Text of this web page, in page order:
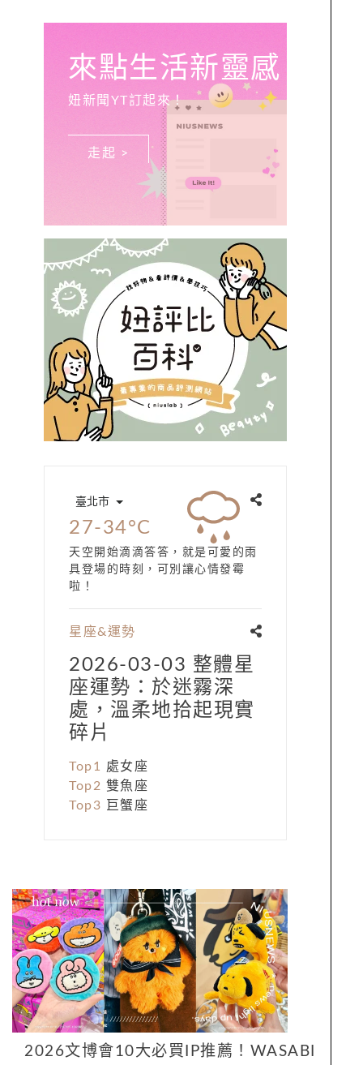
來點生活新靈感
妞新聞YT訂起來！
走起 >
臺北市
27-34°C
天空開始滴滴答答，就是可愛的雨
具登場的時刻，可別讓心情發霉
啦！
星座&運勢
2026-03-03 整體星
座運勢：於迷霧深
處，溫柔地拾起現實
碎片
Top1
處女座
Top2 雙魚座
Top3 巨蟹座
2026文博會10大必買IP推薦！WASABI